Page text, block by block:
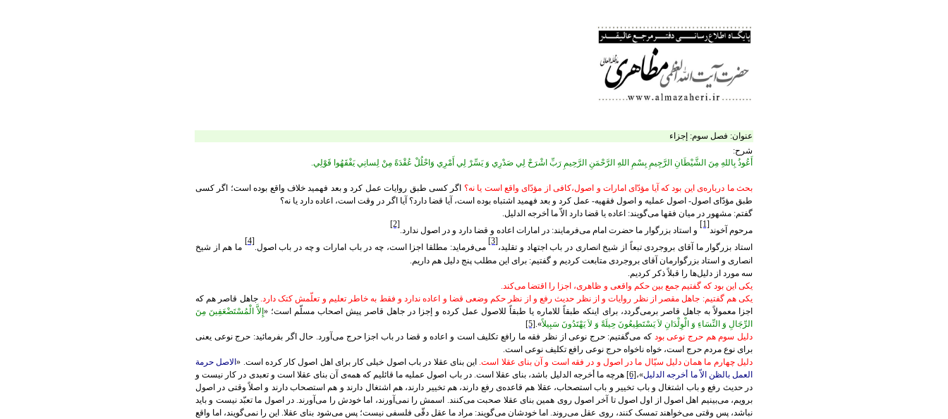
عنوان: فصل سوم: إجزاء
شرح:
أَعُوذُ بِاللهِ مِنَ الشَّیْطَانِ الرَّجِیمِ بِسْمِ اللهِ الرَّحْمَنِ الرَّحِیمِ رَبِّ اشْرَحْ لِي صَدْرِي وَ يَسِّرْ لِي أَمْرِي وَاحْلُلْ عُقْدَةً مِنْ لِسانِي يَفْقَهُوا قَوْلِي.
بحث ما درباره‌ی اين بود که آيا مؤدّای امارات و اصول،‌کافی از مؤدّای واقع است يا نه؟ اگر کسی طبق روايات عمل کرد و بعد فهميد خلاف واقع بوده است؛ اگر کسی
طبق مؤدّای اصول- اصول عمليه و اصول فقهيه- عمل کرد و بعد فهميد اشتباه بوده است،‌ آيا قضا دارد؟ آيا اگر در وقت است، اعاده دارد يا نه؟
گفتم: مشهور در ميان فقها می‌گويند: اعاده يا قضا دارد الاّ ما أخرجه الدليل.
مرحوم آخوند
[1]
و استاد بزرگوار ما حضرت امام می‌فرمايند: در امارات اعاده و قضا دارد و در اصول ندارد.
[2]
استاد بزرگوار ما آقای بروجردی تبعاً از شيخ انصاری در باب اجتهاد و تقليد،
[3]
می‌فرمايد: مطلقا اجزا است، چه در باب امارات و چه در باب اصول.
[4]
ما هم از شيخ
انصاری و استاد بزرگوارمان آقای بروجردی متابعت کرديم و گفتيم: برای اين مطلب پنج دليل هم داريم.
سه مورد از دليل‌ها را قبلاً‌ ذکر کرديم.
يکی اين بود که گفتيم جمع بين حکم واقعی و ظاهری، اجزا را اقتضا می‌کند.
يکی هم گفتيم: جاهل مقصر از نظر روايات و از نظر حديث رفع و از نظر حکم وضعی قضا و اعاده ندارد و فقط به خاطر تعليم و تعلّمش کتک دارد. جاهل قاصر هم که
اجزا معمولاً به جاهل قاصر برمی‌گردد، برای اينکه طبقاً للاماره يا طبقاً للاصول عمل کرده و إجزا در جاهل قاصر پيش اصحاب مسلّم است؛ «إِلاَّ الْمُسْتَضْعَفِينَ مِنَ
الرِّجَالِ وَ النِّسَاءِ وَ الْوِلْدَانِ لاَ يَسْتَطِيعُونَ حِيلَةً وَ لاَ يَهْتَدُونَ سَبِيلاً».
[5]
دليل سوم هم حرج نوعی بود که می‌گفتيم: حرج نوعی از نظر فقه ما رافع تکليف است و اعاده و قضا در باب اجزا حرج می‌آورد. حال اگر بفرمائيد: حرج نوعی يعنی
برای نوع مردم حرج است، خواه ناخواه حرج نوعی رافع تکليف نوعی است.
دليل چهارم ما همان دليل سيّال ما در اصول و در فقه است و آن بنای عقلا است. اين بنای عقلا در باب اصول خيلی کار برای اهل اصول کار کرده است. «الاصل حرمة
العمل بالظن الاّ ما أخرجه الدليل»،[6]هرچه ما أخرجه الدليل باشد، ‌بنای عقلا است. در باب اصول عمليه ما قائليم که همه‌ی آن بنای عقلا است و تعبدی در کار نيست و
در حديث رفع و باب اشتغال و باب تخيير و باب استصحاب، عقلا ‌هم قاعده‌ی رفع دارند، هم تخيير دارند، هم اشتغال دارند و هم استصحاب دارند و اصلاً وقتی در اصول
برويم، می‌بينيم اهل اصول از اول اصول تا آخر اصول روی همين بنای عقلا صحبت می‌کنند. اسمش را نمی‌آورند، اما خودش را می‌آورند. در اصول ما تعبّد نيست و بايد
نباشد، پس وقتی می‌خواهند تمسک کنند، روی عقل می‌روند. اما خودشان می‌گويند: مراد ما عقل دقّی فلسفی نيست؛ پس می‌شود بنای عقلا. اين را نمی‌گويند، اما واقع